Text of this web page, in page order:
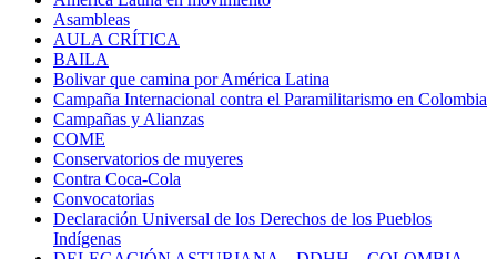
Asambleas
AULA CRÍTICA
BAILA
Bolivar que camina por América Latina
Campaña Internacional contra el Paramilitarismo en Colombia
Campañas y Alianzas
COME
Conservatorios de muyeres
Contra Coca-Cola
Convocatorias
Declaración Universal de los Derechos de los Pueblos
Indígenas